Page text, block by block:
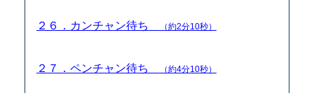
２６．カンチャン待ち （約2分10秒）
２７．ペンチャン待ち （約4分10秒）